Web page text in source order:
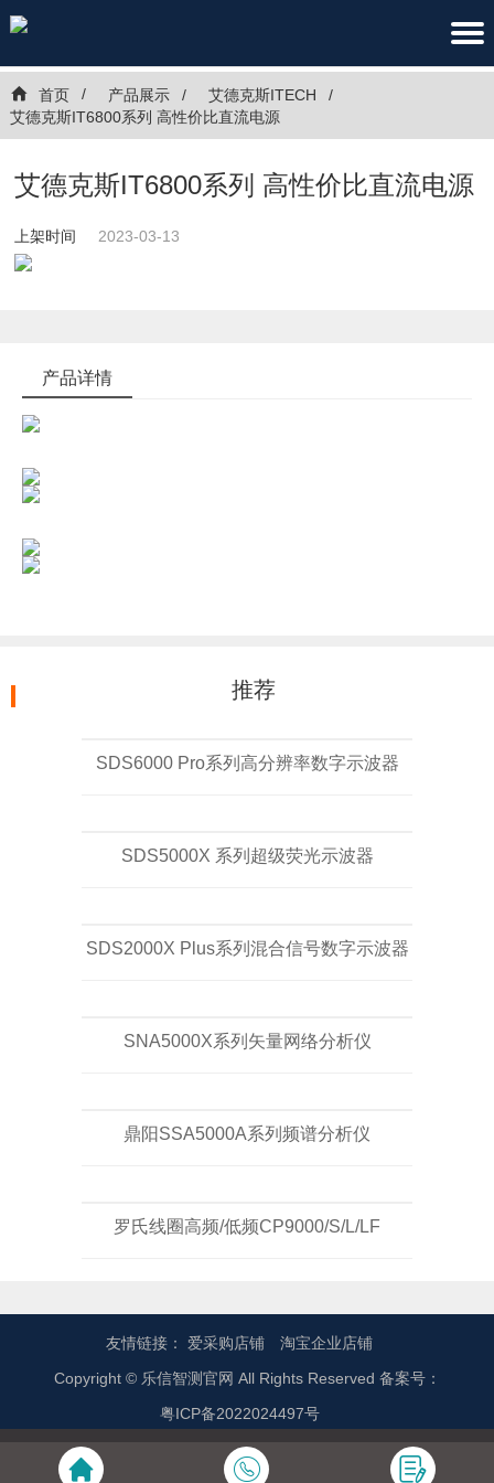
首页 产品展示
艾德克斯ITECH
艾德克斯IT6800系列 高性价比直流电源
艾德克斯IT6800系列 高性价比直流电源
上架时间 2023-03-13
产品详情
推荐
SDS6000 Pro系列高分辨率数字示波器
SDS5000X 系列超级荧光示波器
SDS2000X Plus系列混合信号数字示波器
SNA5000X系列矢量网络分析仪
鼎阳SSA5000A系列频谱分析仪
罗氏线圈高频/低频CP9000/S/L/LF
友情链接： 爱采购店铺
淘宝企业店铺
Copyright © 乐信智测官网 All Rights Reserved 备案号：
粤ICP备2022024497号